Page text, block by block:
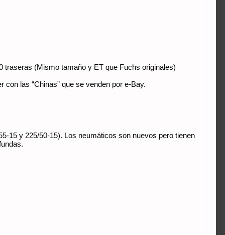
traseras (Mismo tamaño y ET que Fuchs originales)
las “Chinas” que se venden por e-Bay.
15 y 225/50-15). Los neumáticos son nuevos pero tienen